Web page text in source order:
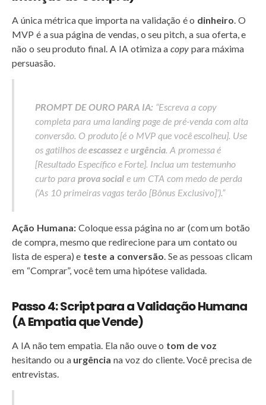
A única métrica que importa na validação é o dinheiro . O
MVP é a sua página de vendas, o seu pitch, a sua oferta, e
não o seu produto final. A IA otimiza acopy para máxima
persuasão.
PROMPT DE OURO PARA IA: “Escreva a copy
completa para uma landing page de pré-venda com alta
conversão. O produto [é o MVP que você escolheu]. Use
os gatilhos deescassez eurgência . A promessa é
[Resultado Específico e Forte]. Inclua um testemunho
curto para prova social e um CTA com medo de perda
(‘As 10 primeiras vagas terão [Bônus Exclusivo]’).”
Ação Humana:Coloque essa página no ar (com um botão
de compra, mesmo que redirecione para um contato ou
lista de espera) e teste a conversão . Se as pessoas clicam
em “Comprar”, você tem uma hipótese validada.
Passo 4: Script para a Validação Humana
(A Empatia que Vende)
A IA não tem empatia. Ela não ouve o tom de voz
hesitando ou a urgência na voz do cliente. Você precisa de
entrevistas.